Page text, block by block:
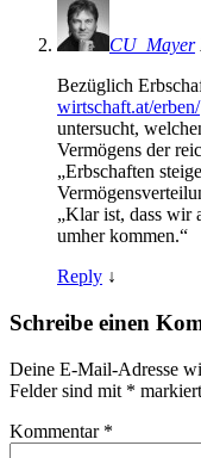
CU_Mayer
Bezüglich
wirtschaft.at/erben/
untersucht,
Vermögens der
„Erbschaften
„Klar ist, dass wir
umher kommen.“
Reply ↓
Schreibe einen
Deine E-Mail-Adresse
Felder sind mit * markiert
Kommentar *